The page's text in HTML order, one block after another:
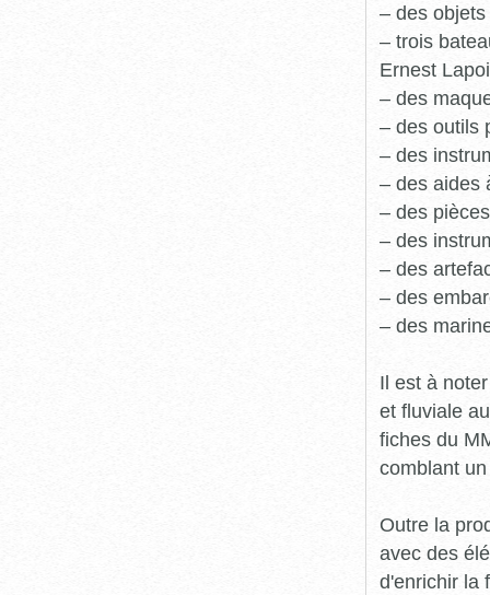
– des
– trois
Ernest
– des
– des outils
– des
– des aides
– des
– des
– des
– des
– des
Il est à
et fluviale
fiches du
comblant
Outre la
avec des
d'enrichir la